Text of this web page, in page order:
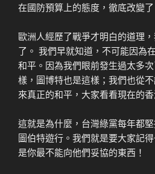
在國防預算上的態度，徹底改變了
歐洲人經歷了戰爭才明白的道理
了。 我們早就知道，不可能因為
和平。因為我們眼前發生過太多
樣，圖博特也是這樣；我們也從
來真正的和平，大家看看現在的香
這就是為什麼，台灣綠黨每年都
圖伯特遊行。我們就是要大家記
是你最不能向他們妥協的東西！